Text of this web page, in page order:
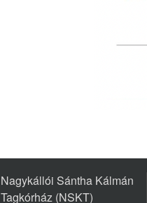
Nagykállói Sántha Kálmán
Tagkórház (NSKT)